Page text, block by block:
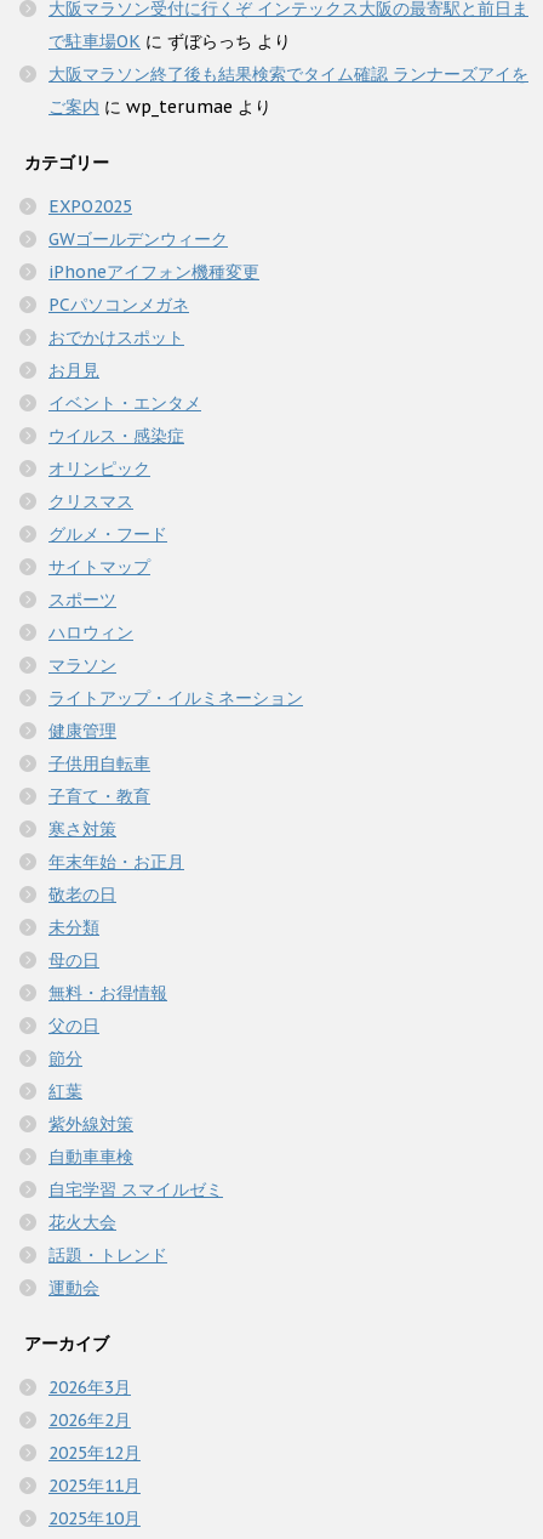
大阪マラソン受付に行くぞ インテックス大阪の最寄駅と前日ま
で駐車場OK に ずぼらっち より
大阪マラソン終了後も結果検索でタイム確認 ランナーズアイを
ご案内 に wp_terumae より
カテゴリー
EXPO2025
GWゴールデンウィーク
iPhoneアイフォン機種変更
PCパソコンメガネ
おでかけスポット
お月見
イベント・エンタメ
ウイルス・感染症
オリンピック
クリスマス
グルメ・フード
サイトマップ
スポーツ
ハロウィン
マラソン
ライトアップ・イルミネーション
健康管理
子供用自転車
子育て・教育
寒さ対策
年末年始・お正月
敬老の日
未分類
母の日
無料・お得情報
父の日
節分
紅葉
紫外線対策
自動車車検
自宅学習 スマイルゼミ
花火大会
話題・トレンド
運動会
アーカイブ
2026年3月
2026年2月
2025年12月
2025年11月
2025年10月